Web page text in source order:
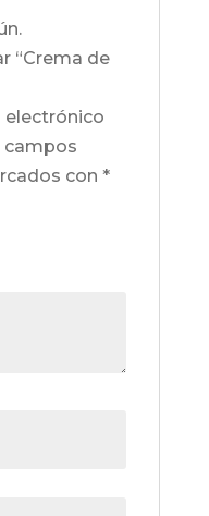
“Crema de
electrónico
campos
con *